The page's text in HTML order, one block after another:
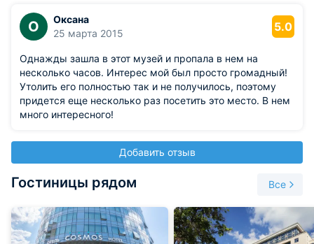
что-то изучить. Вся выставка проходит под музыкальное
сопровождение с показом видео. Директором
Дарвинского музея является Клюкина Анна Иосифовна с
1988 года. Создателем большинства препаратов для
Дарвинского музея является Федулов Филипп Евтихиевич.
О
Оксана
25 марта 2015
5.0
Однажды зашла в этот музей и пропала в нем на
несколько часов. Интерес мой был просто громадный!
Утолить его полностью так и не получилось, поэтому
придется еще несколько раз посетить это место. В нем
много интересного!
Добавить отзыв
Гостиницы рядом Все